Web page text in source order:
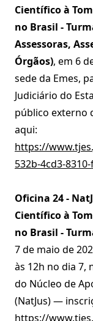
Científico à
no Brasil -
Assessoras,
Órgãos), em 6
sede da Emes,
Judiciário do
público externo
aqui:
https://
532b-4cd3-
Oficina 24 -
Científico à
no Brasil -
7 de maio de
às 12h no dia 7,
do Núcleo de
(NatJus) —
https://